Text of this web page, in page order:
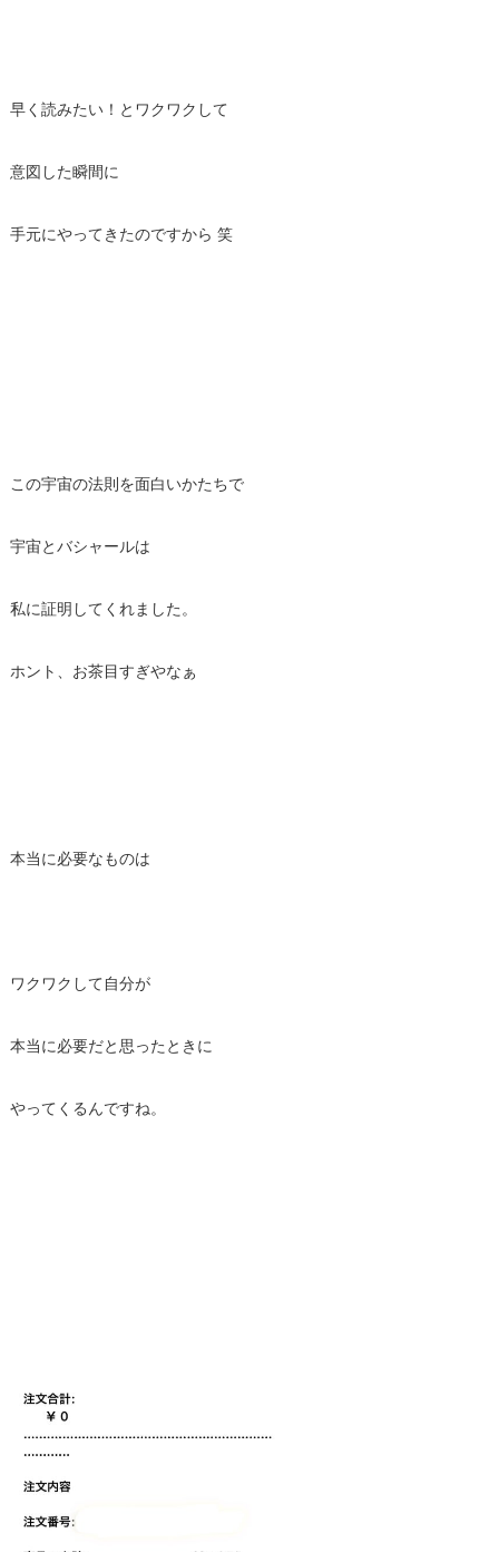
早く読みたい！とワクワクして
意図した瞬間に
手元にやってきたのですから 笑
この宇宙の法則を面白いかたちで
宇宙とバシャールは
私に証明してくれました。
ホント、お茶目すぎやなぁ
本当に必要なものは
ワクワクして自分が
本当に必要だと思ったときに
やってくるんですね。